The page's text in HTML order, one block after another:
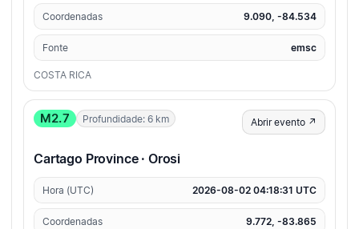
Coordenadas 9.090, -84.534
Fonte emsc
COSTA RICA
M2.7 Profundidade: 6 km Abrir evento ↗
Cartago Province · Orosi
Hora (UTC) 2026-08-02 04:18:31 UTC
Coordenadas 9.772, -83.865